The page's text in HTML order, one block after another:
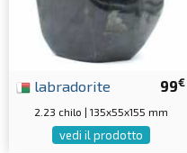
99€
labradorite
2.23 chilo | 135x55x155 mm
vedi il prodotto